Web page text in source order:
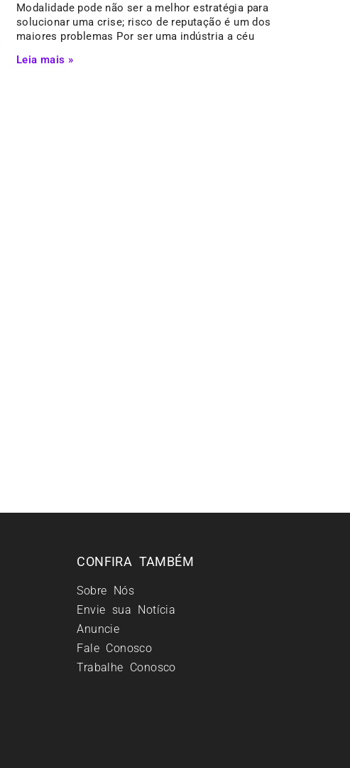
Modalidade pode não ser a melhor estratégia para
solucionar uma crise; risco de reputação é um dos
maiores problemas Por ser uma indústria a céu
Leia mais »
CONFIRA TAMBÉM
Sobre Nós
Envie sua Notícia
Anuncie
Fale Conosco
Trabalhe Conosco